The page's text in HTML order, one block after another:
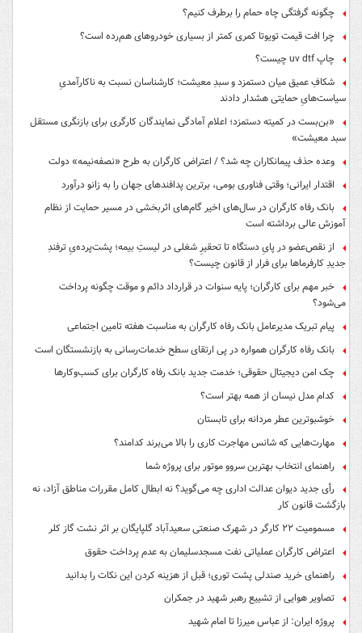
چگونه گرفتگی چاه حمام را برطرف کنیم؟
چرا افت قیمت تویوتا کمری کمتر از بسیاری خودروهای هم‌رده است؟
چاپ uv dtf چیست؟
شکافِ عمیق میان دستمزد و سبدِ معیشت؛ کارشناسان نسبت به ناکارآمدیِ
سیاست‌هایِ حمایتی هشدار دادند
«بن‌بست در کمیته دستمزد؛ اعلام آمادگی نمایندگان کارگری برای بازنگری مستقل
سبد معیشت»
وعده حذف پیمانکاران چه شد؟ / اعتراض کارگران به طرح «نصفه‌نیمه» دولت
اقتدار ایرانی؛ وقتی فناوری بومی، برترین پدافندهای جهان را به زانو درآورد
بانک رفاه کارگران در سال‌های اخیر گام‌های اثربخشی در مسیر حمایت از نظام
آموزش عالی برداشته است
از نقص‌عضو در پایِ دستگاه تا تحقیرِ شغلی در لیستِ بیمه؛ پشت‌پرده‌یِ ترفندِ
جدیدِ کارفرماها برای فرار از قانون چیست؟
خبر مهم برای کارگران؛ پایه سنوات در قرارداد دائم و موقت چگونه پرداخت
می‌شود؟
پیام تبریک مدیرعامل بانک رفاه کارگران به مناسبت هفته تامین اجتماعی
بانک رفاه کارگران همواره در پی ارتقای سطح خدمات‌رسانی به بازنشستگان است
چک امن دیجیتال حقوقی؛ خدمت جدید بانک رفاه کارگران برای کسب‌وکارها
کدام مدل نیسان از همه بهتر است؟
خوشبوترین عطر مردانه برای تابستان
مهارت‌هایی که شانس مهاجرت کاری را بالا می‌برند کدامند؟
راهنمای انتخاب بهترین سروو موتور برای پروژه شما
رأی جدید دیوان عدالت اداری چه می‌گوید؟ نه ابطال کامل مقررات مناطق آزاد، نه
بازگشت قانون کار
مسمومیت ۲۲ کارگر در شهرک صنعتی سعیدآباد گلپایگان بر اثر نشت گاز کلر
اعتراض کارگران عملیاتی نفت مسجدسلیمان به عدم پرداخت حقوق
راهنمای خرید صندلی پشت توری؛ قبل از هزینه کردن این نکات را بدانید
تصاویر هوایی از تشییع رهبر شهید در جمکران
پروژه ایران: از عباس میرزا تا امام شهید